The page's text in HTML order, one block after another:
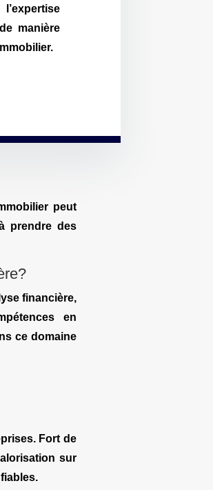
manière
peut
prendre des
financière,
en
ce domaine
Fort de
sur